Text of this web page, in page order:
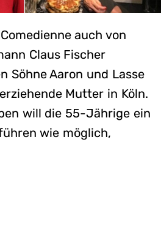
auch von
Claus Fischer
Söhne Aaron und Lasse
Mutter in Köln.
will die 55-Jährige ein
wie möglich,